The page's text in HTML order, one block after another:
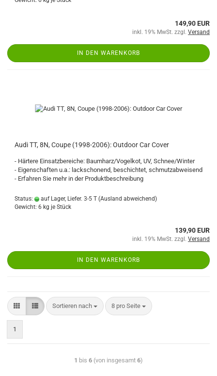
149,90 EUR
inkl. 19% MwSt. zzgl. Versand
IN DEN WARENKORB
Audi TT, 8N, Coupe (1998-2006): Outdoor Car Cover
- Härtere Einsatzbereiche: Baumharz/Vogelkot, UV, Schnee/Winter
- Eigenschaften u.a.: lackschonend, beschichtet, schmutzabweisend
- Erfahren Sie mehr in der Produktbeschreibung
Status: auf Lager, Liefer. 3-5 T (Ausland abweichend)
Gewicht: 6 kg je Stück
139,90 EUR
inkl. 19% MwSt. zzgl. Versand
IN DEN WARENKORB
Sortieren nach 8 pro Seite
1
1 bis 6 (von insgesamt 6)